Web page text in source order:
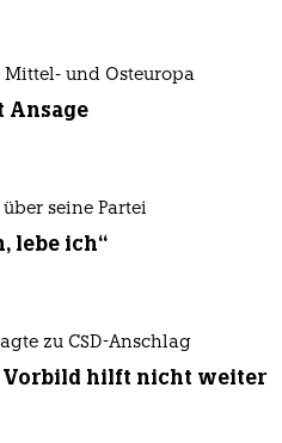
und Osteuropa
Ansage
seine Partei
lebe ich“
zu CSD-Anschlag
Vorbild hilft nicht weiter